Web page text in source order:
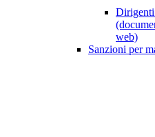
Dirigenti
web)
Sanzioni per